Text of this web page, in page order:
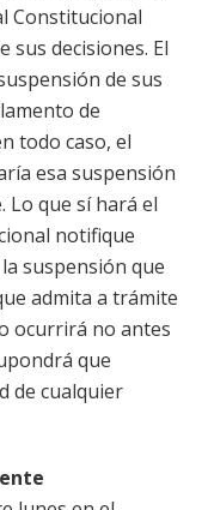
Constitucional
sus decisiones. El
de sus
de
todo caso, el
esa suspensión
Lo que sí hará el
notifique
suspensión que
admita a trámite
ocurrirá no antes
que
de cualquier